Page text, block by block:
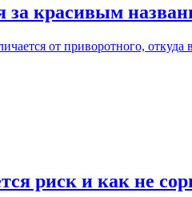
за красивым
от приворотного,
риск и как не